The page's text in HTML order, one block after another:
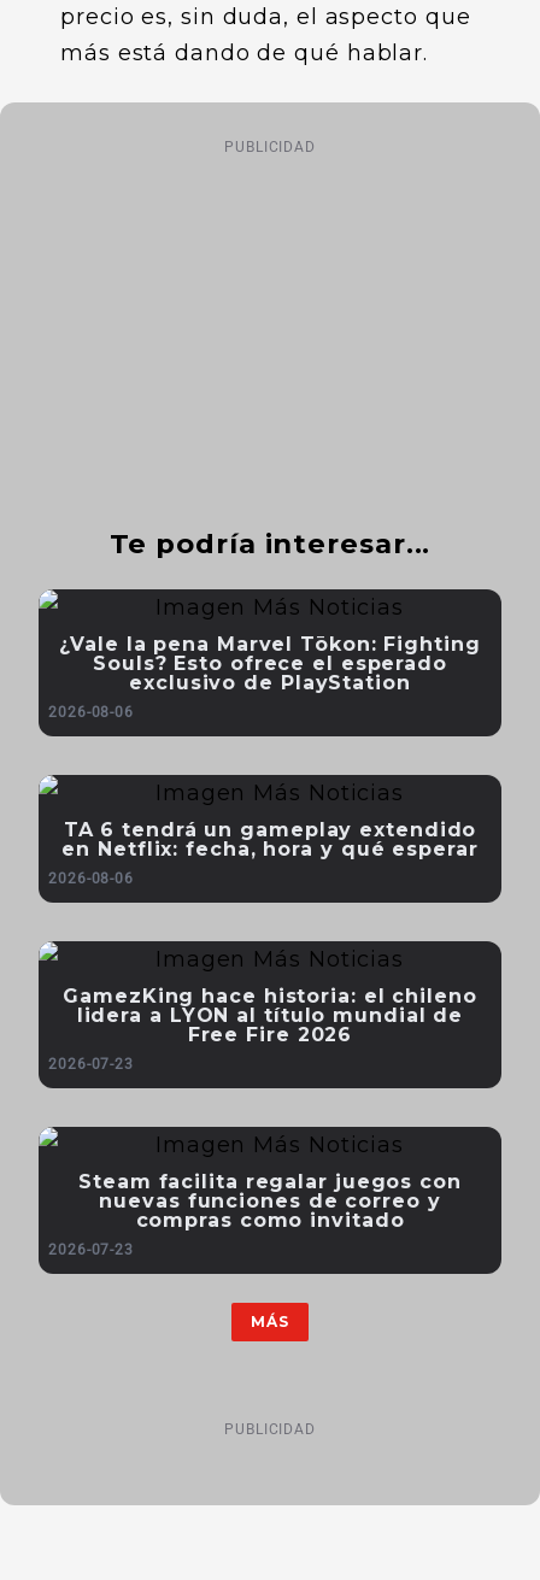
precio es, sin duda, el aspecto que
más está dando de qué hablar.
PUBLICIDAD
Te podría interesar...
¿Vale la pena Marvel Tōkon: Fighting
Souls? Esto ofrece el esperado
exclusivo de PlayStation
2026-08-06
TA 6 tendrá un gameplay extendido
en Netflix: fecha, hora y qué esperar
2026-08-06
GamezKing hace historia: el chileno
lidera a LYON al título mundial de
Free Fire 2026
2026-07-23
Steam facilita regalar juegos con
nuevas funciones de correo y
compras como invitado
2026-07-23
MÁS
PUBLICIDAD